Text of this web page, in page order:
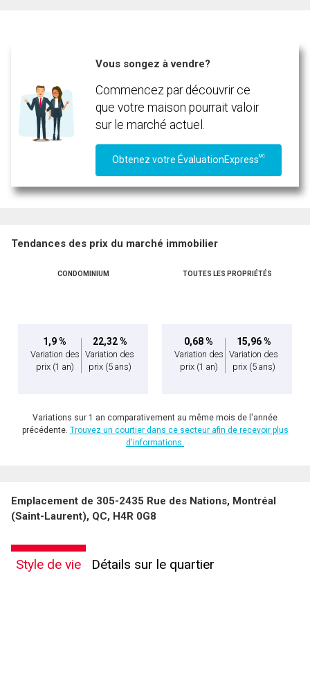
Vous songez à vendre?
Commencez par découvrir ce
que votre maison pourrait valoir
sur le marché actuel.
Obtenez votre ÉvaluationExpressMC
Tendances des prix du marché immobilier
CONDOMINIUM
1,9 %
Variation des
prix (1 an)
22,32 %
Variation des
prix (5 ans)
TOUTES LES PROPRIÉTÉS
0,68 %
Variation des
prix (1 an)
15,96 %
Variation des
prix (5 ans)
Variations sur 1 an comparativement au même mois de l'année
précédente. Trouvez un courtier dans ce secteur afin de recevoir plus
d'informations.
Emplacement de 305-2435 Rue des Nations, Montréal
(Saint-Laurent), QC, H4R 0G8
Style de vie Détails sur le quartier